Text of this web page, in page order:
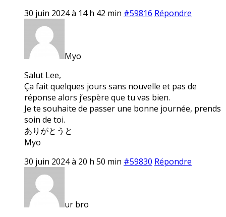
30 juin 2024 à 14 h 42 min #59816 Répondre
Myo
Salut Lee,
Ça fait quelques jours sans nouvelle et pas de
réponse alors j’espère que tu vas bien.
Je te souhaite de passer une bonne journée, prends
soin de toi.
ありがとうと
Myo
30 juin 2024 à 20 h 50 min #59830 Répondre
ur bro